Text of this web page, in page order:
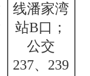
线潘家湾
站B口；
公交
237、239